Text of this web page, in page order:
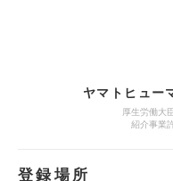
ヤマトヒュー
厚生労働大
紹介事業
登録場所